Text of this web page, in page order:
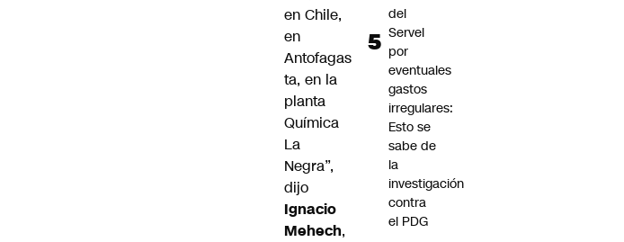
en Chile,
en
Antofagas
ta, en la
planta
Química
La
Negra”,
dijo
Ignacio
Mehech,
del
Servel
por
eventuales
gastos
irregulares:
Esto se
sabe de
la
investigación
contra
el PDG